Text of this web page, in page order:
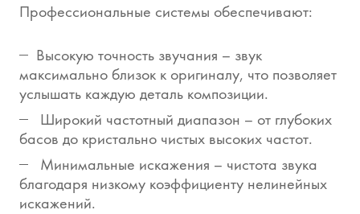
Профессиональные системы обеспечивают:
Высокую точность звучания – звук
максимально близок к оригиналу, что позволяет
услышать каждую деталь композиции.
Широкий частотный диапазон – от глубоких
басов до кристально чистых высоких частот.
Минимальные искажения – чистота звука
благодаря низкому коэффициенту нелинейных
искажений.